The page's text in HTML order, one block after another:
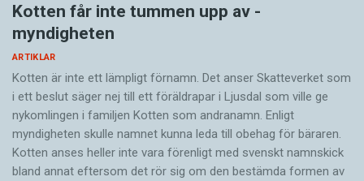
Kotten får inte tummen upp av ­
myndigheten
ARTIKLAR
Kotten är inte ett lämpligt förnamn. Det anser Skatte­verket som
i ett beslut säger nej till ett föräldra­par i Ljusdal som ville ge
nykomlingen i familjen Kotten som andranamn. Enligt
myndigheten skulle namnet kunna leda till obehag för bäraren.
Kotten anses heller inte vara förenligt med svenskt namnskick
bland annat eftersom det rör sig om den bestämda formen av